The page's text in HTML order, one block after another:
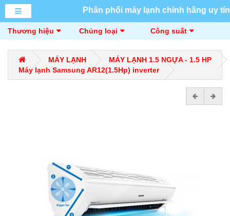
Phân phối máy lạnh chính hãng uy tín
Thương hiệu Chủng loại Công suất
MÁY LẠNH
MÁY LẠNH 1.5 NGỰA - 1.5 HP
Máy lạnh Samsung AR12(1.5Hp) inverter